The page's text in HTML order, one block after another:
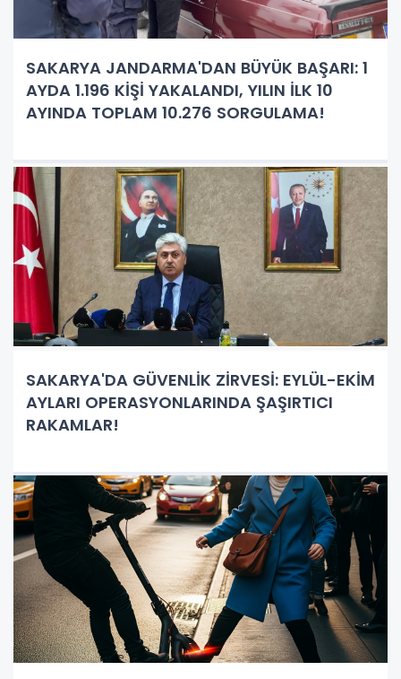
SAKARYA JANDARMA'DAN BÜYÜK BAŞARI: 1
AYDA 1.196 KİŞİ YAKALANDI, YILIN İLK 10
AYINDA TOPLAM 10.276 SORGULAMA!
SAKARYA'DA GÜVENLİK ZİRVESİ: EYLÜL-EKİM
AYLARI OPERASYONLARINDA ŞAŞIRTICI
RAKAMLAR!